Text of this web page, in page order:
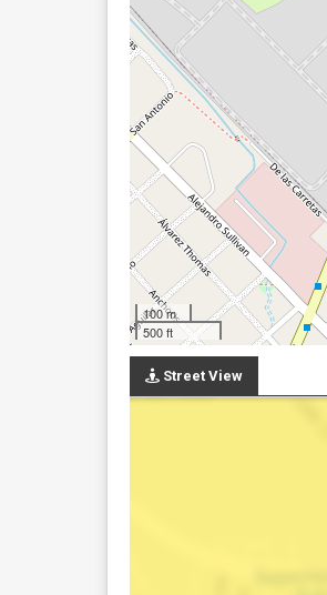
100 m
500 ft
Street View